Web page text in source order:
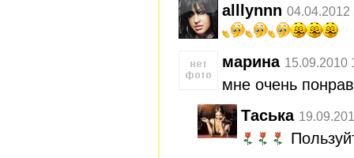
alllynnn 04.04.2012
марина 15.09.2010
мне очень
Таська